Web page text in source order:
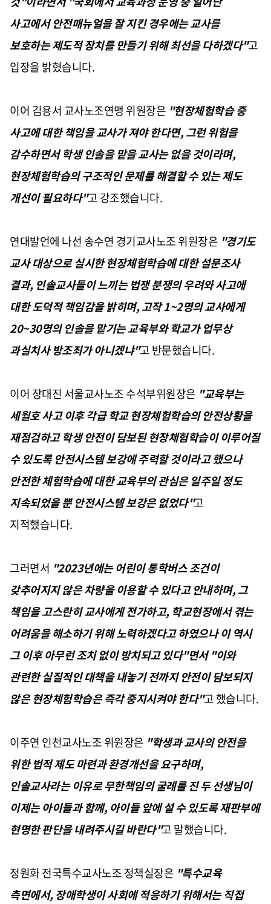
사고에서 안전매뉴얼을 잘 지킨 경우에는 교사를
보호하는 제도적 장치를 만들기 위해 최선을 다하겠다"고
입장을 밝혔습니다.
이어 김용서 교사노조연맹 위원장은 "현장체험학습 중
사고에 대한 책임을 교사가 져야 한다면, 그런 위험을
감수하면서 학생 인솔을 맡을 교사는 없을 것이라며,
현장체험학습의 구조적인 문제를 해결할 수 있는 제도
개선이 필요하다"고 강조했습니다.
연대발언에 나선 송수연 경기교사노조 위원장은 "경기도
교사 대상으로 실시한 현장체험학습에 대한 설문조사
결과, 인솔교사들이 느끼는 법쟁 분쟁의 우려와 사고에
대한 도덕적 책임감을 밝히며, 고작 1~2명의 교사에게
20~30명의 인솔을 맡기는 교육부와 학교가 업무상
과실치사 방조죄가 아니겠냐"고 반문했습니다.
이어 장대진 서울교사노조 수석부위원장은 "교육부는
세월호 사고 이후 각급 학교 현장체험학습의 안전상황을
재점검하고 학생 안전이 담보된 현장체험학습이 이루어질
수 있도록 안전시스템 보강에 주력할 것이라고 했으나
안전한 체험학습에 대한 교육부의 관심은 일주일 정도
지속되었을 뿐 안전시스템 보강은 없었다"고
지적했습니다.
그러면서 "2023년에는 어린이 통학버스 조건이
갖추어지지 않은 차량을 이용할 수 있다고 안내하며, 그
책임을 고스란히 교사에게 전가하고, 학교현장에서 겪는
어려움을 해소하기 위해 노력하겠다고 하였으나 이 역시
그 이후 아무런 조치 없이 방치되고 있다"면서 "이와
관련한 실질적인 대책을 내놓기 전까지 안전이 담보되지
않은 현장체험학습은 즉각 중지시켜야 한다"고 했습니다.
이주연 인천교사노조 위원장은 "학생과 교사의 안전을
위한 법적 제도 마련과 환경개선을 요구하며,
인솔교사라는 이유로 무한책임의 굴레를 진 두 선생님이
이제는 아이들과 함께, 아이들 앞에 설 수 있도록 재판부에
현명한 판단을 내려주시길 바란다"고 말했습니다.
정원화 전국특수교사노조 정책실장은 "특수교육
측면에서, 장애학생이 사회에 적응하기 위해서는 직접